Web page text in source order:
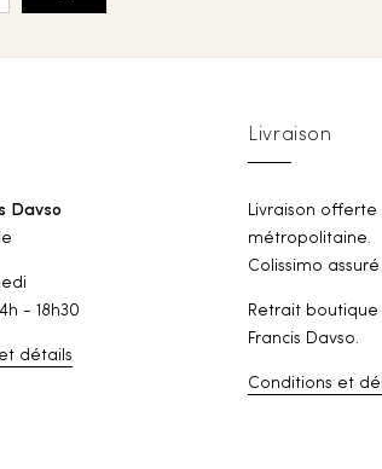
Davso
- 18h30
détails
Livraison
Livraison offerte
métropolitaine.
Colissimo
Retrait boutique
Francis Davso.
Conditions et